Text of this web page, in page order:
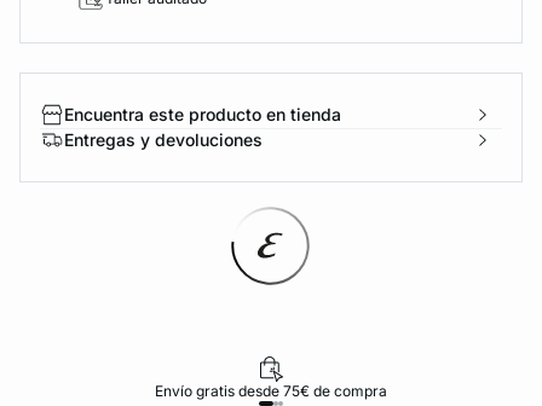
Encuentra este producto en tienda
Entregas y devoluciones
Envío gratis desde 75€ de compra